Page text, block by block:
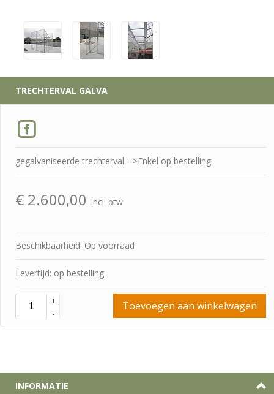
TRECHTERVAL GALVA
gegalvaniseerde trechterval -->Enkel op bestelling
€ 2.600,00 Incl. btw
Beschikbaarheid: Op voorraad
Levertijd: op bestelling
+
-
Toevoegen aan winkelwagen
INFORMATIE